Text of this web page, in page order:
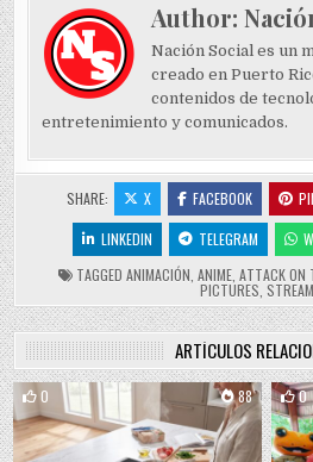
Author:
Nación Social es un
creado en Puerto
contenidos de
entretenimiento y comunicados.
SHARE: X FACEBOOK
LINKEDIN
TELEGRAM
TAGGED ANIMACIÓN ANIME ATTACK ON
PICTURES
ARTÍCULOS
0 88 0